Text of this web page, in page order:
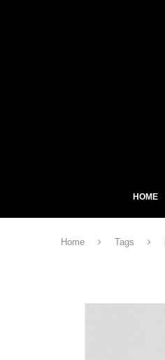
HOME
Home Tags